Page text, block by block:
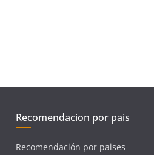
Recomendacion por pais
Recomendación por paises